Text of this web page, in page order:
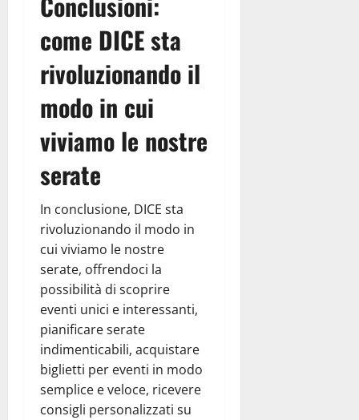
come DICE sta
rivoluzionando il
modo in cui
viviamo le nostre
serate
In conclusione, DICE sta
rivoluzionando il modo in
cui viviamo le nostre
serate, offrendoci la
possibilità di scoprire
eventi unici e interessanti,
pianificare serate
indimenticabili, acquistare
biglietti per eventi in modo
semplice e veloce, ricevere
consigli personalizzati su